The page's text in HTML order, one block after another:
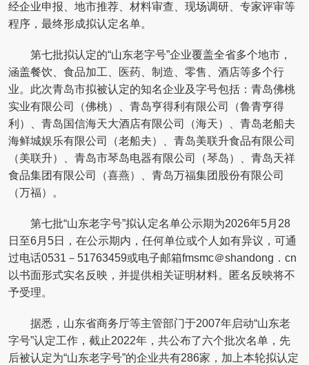
经企业申报、地市推荐、材料审查、现场调研、专家评审等
程序，最终形成拟认定名单。
第七批拟认定的“山东老字号”企业覆盖全省多个地市，
涵盖餐饮、食品加工、医药、制造、零售、酒店等多个行
业。此次青岛市拟被认定的知名企业及字号包括：青岛佛桃
实业有限公司（佛桃）、青岛亨得利有限公司（鲁青亨得
利）、青岛国信海天大酒店有限公司（海天）、青岛老船夫
海鲜城娱乐有限公司（老船夫）、青岛美联升食品有限公司
（美联升）、青岛市琴岛电器有限公司（琴岛）、青岛天祥
食品集团有限公司（喜燕）、青岛万福集团股份有限公司
（万福）。
第七批“山东老字号”拟认定名单公示期为2026年5月28
日至6月5日，在公示期内，任何单位或个人如有异议，可通
过电话0531－51763459或电子邮箱fmsmc＠shandong．cn
以书面形式实名反映，并提供相关证明材料。匿名反映将不
予受理。
据悉，山东省商务厅等主管部门于2007年启动“山东老
字号”认定工作，截止2022年，共公布了六个批次名单，先
后被认定为“山东老字号”的企业共有286家，加上本轮拟认定